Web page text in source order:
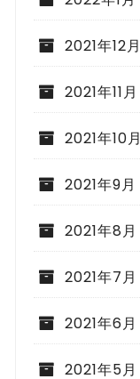
2021年12月
2021年11月
2021年10月
2021年9月
2021年8月
2021年7月
2021年6月
2021年5月